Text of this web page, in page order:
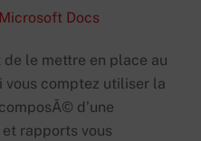
Docs
le mettre en place au
vous comptez utiliser la
d’une
rapports vous